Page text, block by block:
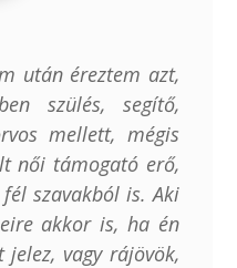
után éreztem azt,
szülés, segítő,
mellett, mégis
női támogató erő,
szavakból is. Aki
akkor is, ha én
vagy rájövök,